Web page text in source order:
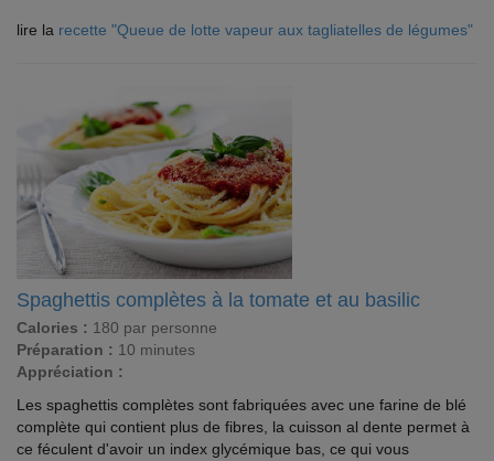
lire la recette "Queue de lotte vapeur aux tagliatelles de légumes"
Spaghettis complètes à la tomate et au basilic
Calories : 180 par personne
Préparation : 10 minutes
Appréciation :
Les spaghettis complètes sont fabriquées avec une farine de blé
complète qui contient plus de fibres, la cuisson al dente permet à
ce féculent d'avoir un index glycémique bas, ce qui vous